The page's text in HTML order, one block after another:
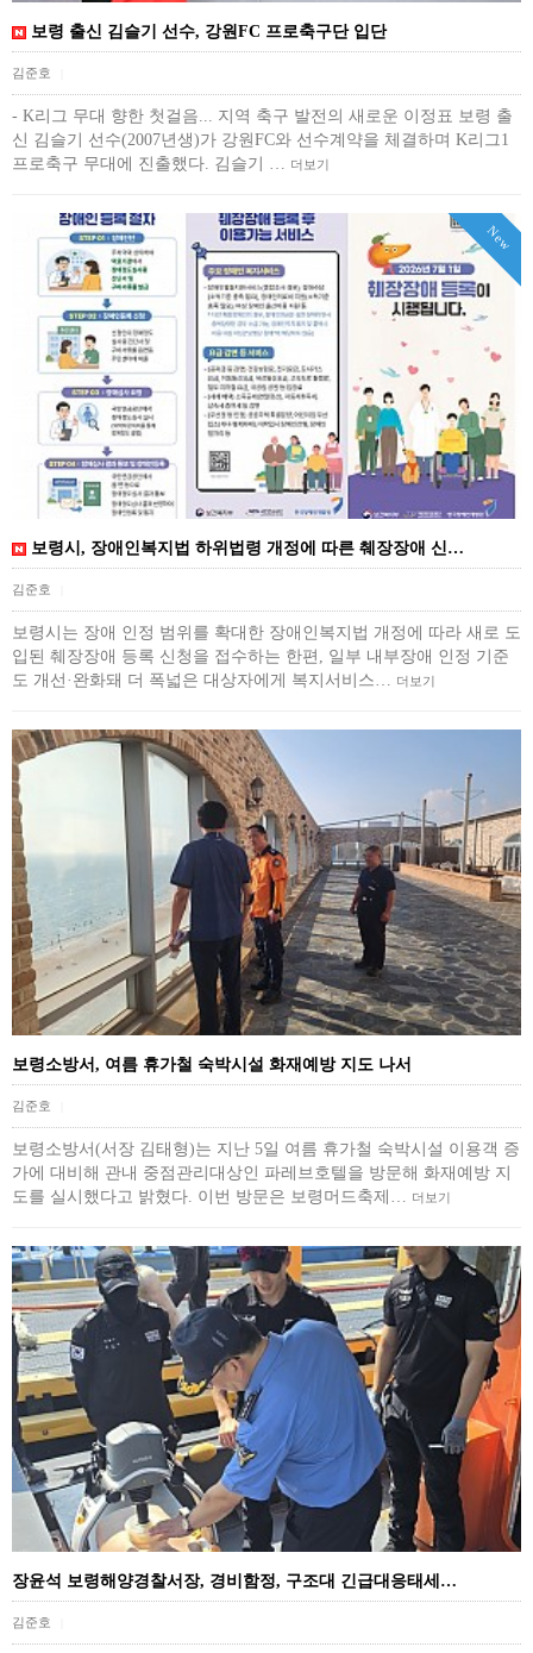
보령 출신 김슬기 선수, 강원FC 프로축구단 입단
김준호
- K리그 무대 향한 첫걸음... 지역 축구 발전의 새로운 이정표 보령 출
신 김슬기 선수(2007년생)가 강원FC와 선수계약을 체결하며 K리그1
프로축구 무대에 진출했다. 김슬기 … 더보기
New
보령시, 장애인복지법 하위법령 개정에 따른 췌장장애 신…
김준호
보령시는 장애 인정 범위를 확대한 장애인복지법 개정에 따라 새로 도
입된 췌장장애 등록 신청을 접수하는 한편, 일부 내부장애 인정 기준
도 개선·완화돼 더 폭넓은 대상자에게 복지서비스… 더보기
보령소방서, 여름 휴가철 숙박시설 화재예방 지도 나서
김준호
보령소방서(서장 김태형)는 지난 5일 여름 휴가철 숙박시설 이용객 증
가에 대비해 관내 중점관리대상인 파레브호텔을 방문해 화재예방 지
도를 실시했다고 밝혔다. 이번 방문은 보령머드축제… 더보기
장윤석 보령해양경찰서장, 경비함정, 구조대 긴급대응태세…
김준호